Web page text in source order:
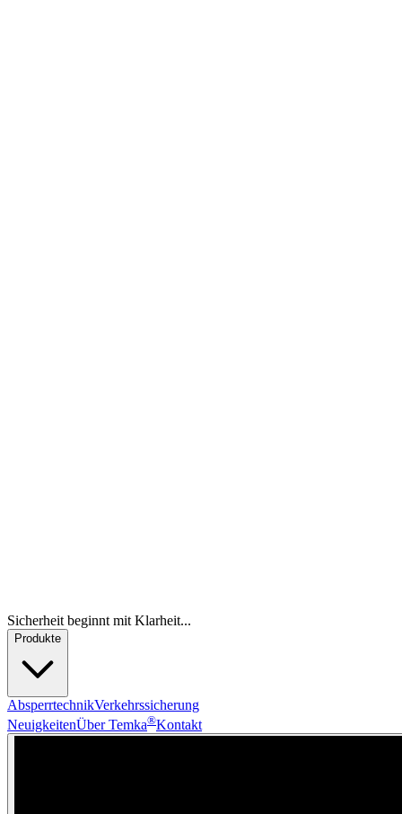
Sicherheit beginnt mit Klarheit...
Produkte
AbsperrtechnikVerkehrssicherung
NeuigkeitenÜber Temka®Kontakt